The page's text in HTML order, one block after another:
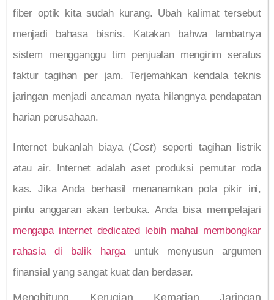
fiber optik kita sudah kurang. Ubah kalimat tersebut
menjadi bahasa bisnis. Katakan bahwa lambatnya
sistem mengganggu tim penjualan mengirim seratus
faktur tagihan per jam. Terjemahkan kendala teknis
jaringan menjadi ancaman nyata hilangnya pendapatan
harian perusahaan.
Internet bukanlah biaya (Cost) seperti tagihan listrik
atau air. Internet adalah aset produksi pemutar roda
kas. Jika Anda berhasil menanamkan pola pikir ini,
pintu anggaran akan terbuka. Anda bisa mempelajari
mengapa internet dedicated lebih mahal membongkar
rahasia di balik hargauntuk menyusun argumen
finansial yang sangat kuat dan berdasar.